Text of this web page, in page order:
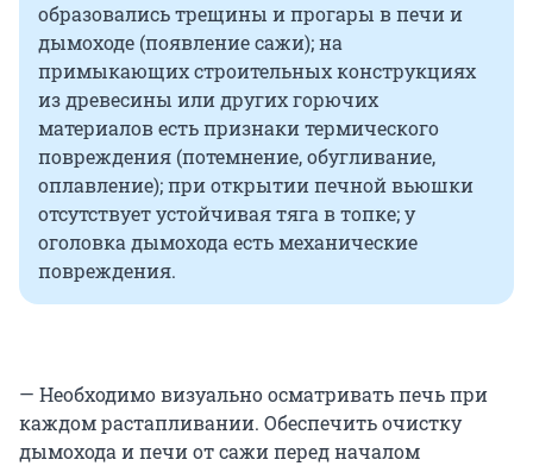
образовались трещины и прогары в печи и
дымоходе (появление сажи); на
примыкающих строительных конструкциях
из древесины или других горючих
материалов есть признаки термического
повреждения (потемнение, обугливание,
оплавление); при открытии печной вьюшки
отсутствует устойчивая тяга в топке; у
оголовка дымохода есть механические
повреждения.
— Необходимо визуально осматривать печь при
каждом растапливании. Обеспечить очистку
дымохода и печи от сажи перед началом